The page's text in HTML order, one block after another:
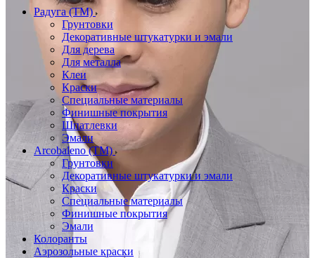
Радуга (ТМ)
Грунтовки
Декоративные штукатурки и эмали
Для дерева
Для металла
Клеи
Краски
Специальные материалы
Финишные покрытия
Шпатлевки
Эмали
Arcobaleno (ТМ)
Грунтовки
Декоративные штукатурки и эмали
Краски
Специальные материалы
Финишные покрытия
Эмали
Колоранты
Аэрозольные краски